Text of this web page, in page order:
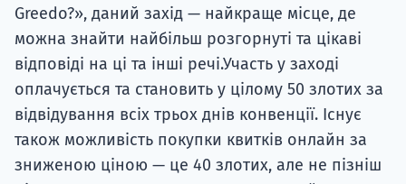
Greedo?», даний захід — найкраще місце, де
можна знайти найбільш розгорнуті та цікаві
відповіді на ці та інші речі.Участь у заході
оплачується та становить у цілому 50 злотих за
відвідування всіх трьох днів конвенції. Існує
також можливість покупки квитків онлайн за
зниженою ціною — це 40 злотих, але не пізніш